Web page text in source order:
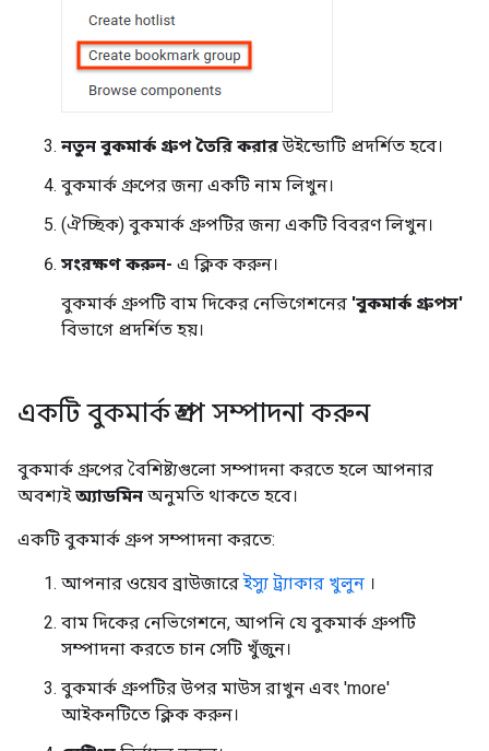
নতুন বুকমার্ক গ্রুপ তৈরি করারউইন্ডোটি প্রদর্শিত হবে।
বুকমার্ক গ্রুপের জন্য একটি নাম লিখুন।
(ঐচ্ছিক) বুকমার্ক গ্রুপটির জন্য একটি বিবরণ লিখুন।
সংরক্ষণ করুন- এ ক্লিক করুন।
বুকমার্ক গ্রুপটি বাম দিকের নেভিগেশনের 'বুকমার্ক গ্রুপস'
বিভাগে প্রদর্শিত হয়।
একটি বুকমার্ক গ্রুপ সম্পাদনা করুন
বুকমার্ক গ্রুপের বৈশিষ্ট্যগুলো সম্পাদনা করতে হলে আপনার
অবশ্যইঅ্যাডমিন অনুমতি থাকতে হবে।
একটি বুকমার্ক গ্রুপ সম্পাদনা করতে:
আপনার ওয়েব ব্রাউজারেইস্যু ট্র্যাকার খুলুন ।
বাম দিকের নেভিগেশনে, আপনি যে বুকমার্ক গ্রুপটি
সম্পাদনা করতে চান সেটি খুঁজুন।
বুকমার্ক গ্রুপটির উপর মাউস রাখুন এবং 'more'
আইকনটিতে ক্লিক করুন।